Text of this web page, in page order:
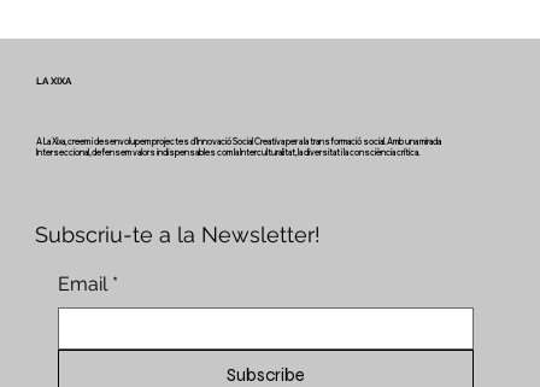
LA XIXA
A La Xixa, creem i desenvolupem projectes d'Innovació Social Creativa per a la transformació social. Amb una mirada
Interseccional, defensem valors indispensables com la Interculturalitat, la diversitat i la consciència crítica.
Subscriu-te a la Newsletter!
Email *
Subscribe